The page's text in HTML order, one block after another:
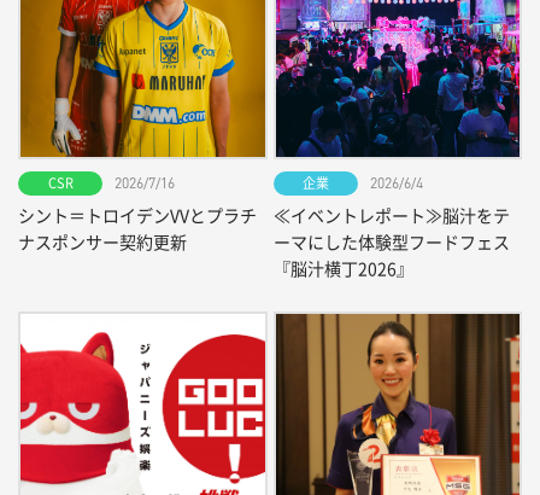
CSR 2026/7/16
シント＝トロイデンVVとプラチ
ナスポンサー契約更新
企業 2026/6/4
≪イベントレポート≫脳汁をテ
ーマにした体験型フードフェス
『脳汁横丁2026』